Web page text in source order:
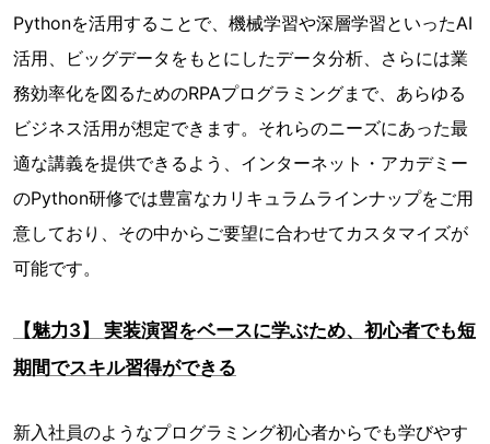
Pythonを活用することで、機械学習や深層学習といったAI
活用、ビッグデータをもとにしたデータ分析、さらには業
務効率化を図るためのRPAプログラミングまで、あらゆる
ビジネス活用が想定できます。それらのニーズにあった最
適な講義を提供できるよう、インターネット・アカデミー
のPython研修では豊富なカリキュラムラインナップをご用
意しており、その中からご要望に合わせてカスタマイズが
可能です。
【魅力3】 実装演習をベースに学ぶため、初心者でも短
期間でスキル習得ができる
新入社員のようなプログラミング初心者からでも学びやす